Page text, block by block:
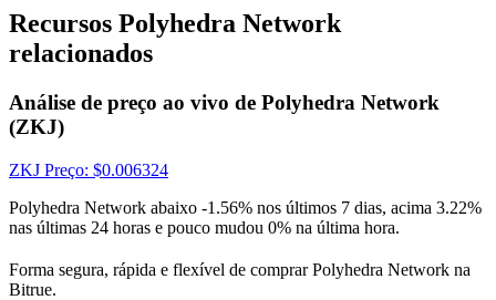
Recursos Polyhedra Network
relacionados
Análise de preço ao vivo de Polyhedra Network
(ZKJ)
ZKJ Preço: $0.006324
Polyhedra Network abaixo -1.56% nos últimos 7 dias, acima 3.22%
nas últimas 24 horas e pouco mudou 0% na última hora.
Forma segura, rápida e flexível de comprar Polyhedra Network na
Bitrue.